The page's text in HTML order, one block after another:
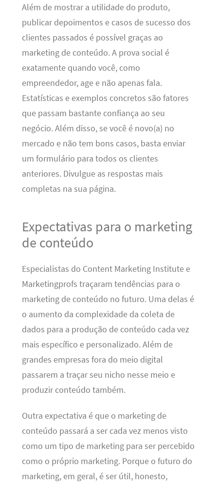
Além de mostrar a utilidade do produto,
publicar depoimentos e casos de sucesso dos
clientes passados é possível graças ao
marketing de conteúdo. A prova social é
exatamente quando você, como
empreendedor, age e não apenas fala.
Estatísticas e exemplos concretos são fatores
que passam bastante confiança ao seu
negócio. Além disso, se você é novo(a) no
mercado e não tem bons casos, basta enviar
um formulário para todos os clientes
anteriores. Divulgue as respostas mais
completas na sua página.
Expectativas para o marketing
de conteúdo
Especialistas do Content Marketing Institute e
Marketingprofs traçaram tendências para o
marketing de conteúdo no futuro. Uma delas é
o aumento da complexidade da coleta de
dados para a produção de conteúdo cada vez
mais específico e personalizado. Além de
grandes empresas fora do meio digital
passarem a traçar seu nicho nesse meio e
produzir conteúdo também.
Outra expectativa é que o marketing de
conteúdo passará a ser cada vez menos visto
como um tipo de marketing para ser percebido
como o próprio marketing. Porque o futuro do
marketing, em geral, é ser útil, honesto,